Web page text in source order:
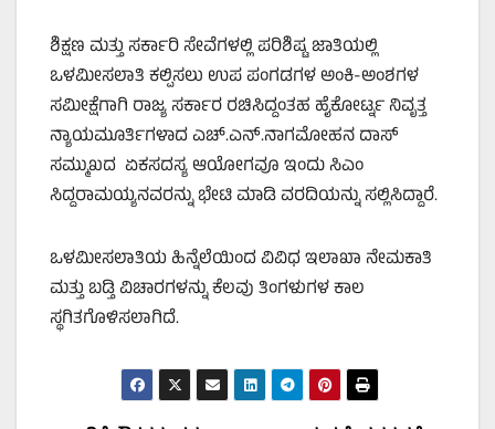
ಶಿಕ್ಷಣ ಮತ್ತು ಸರ್ಕಾರಿ ಸೇವೆಗಳಲ್ಲಿ ಪರಿಶಿಷ್ಟ ಜಾತಿಯಲ್ಲಿ
ಒಳಮೀಸಲಾತಿ ಕಲ್ಪಿಸಲು ಉಪ ಪಂಗಡಗಳ ಅಂಕಿ-ಅಂಶಗಳ
ಸಮೀಕ್ಷೆಗಾಗಿ ರಾಜ್ಯ ಸರ್ಕಾರ ರಚಿಸಿದ್ದಂತಹ ಹೈಕೋರ್ಟ್ನ ನಿವೃತ್ತ
ನ್ಯಾಯಮೂರ್ತಿಗಳಾದ ಎಚ್.ಎನ್.ನಾಗಮೋಹನ ದಾಸ್‌
ಸಮ್ಮುಖದ ಏಕಸದಸ್ಯ ಆಯೋಗವೂ ಇಂದು ಸಿಎಂ
ಸಿದ್ದರಾಮಯ್ಯನವರನ್ನು ಭೇಟಿ ಮಾಡಿ ವರದಿಯನ್ನು ಸಲ್ಲಿಸಿದ್ದಾರೆ.
ಒಳಮೀಸಲಾತಿಯ ಹಿನ್ನೆಲೆಯಿಂದ ವಿವಿಧ ಇಲಾಖಾ ನೇಮಕಾತಿ
ಮತ್ತು ಬಡ್ತಿ ವಿಚಾರಗಳನ್ನು ಕೆಲವು ತಿಂಗಳುಗಳ ಕಾಲ
ಸ್ಥಗಿತಗೊಳಿಸಲಾಗಿದೆ.